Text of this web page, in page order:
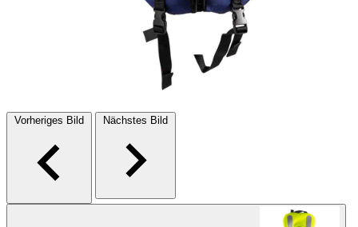
Vorheriges Bild Nächstes Bild